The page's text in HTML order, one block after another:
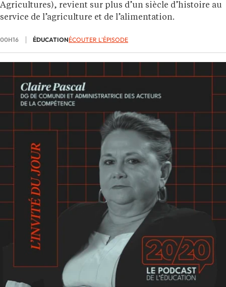
Agricultures), revient sur plus d’un siècle d’histoire au
service de l’agriculture et de l’alimentation.
00H16 ÉDUCATIONÉCOUTER L'ÉPISODE